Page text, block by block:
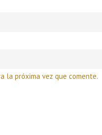
la próxima vez que comente.